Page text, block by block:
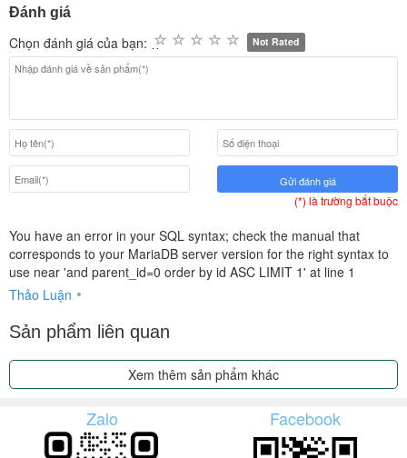
Đánh giá
Chọn đánh giá của bạn: Not Rated
Gửi đánh giá
(*) là trường bắt buộc
You have an error in your SQL syntax; check the manual that
corresponds to your MariaDB server version for the right syntax to
use near 'and parent_id=0 order by id ASC LIMIT 1' at line 1
Thảo Luận
Sản phẩm liên quan
Xem thêm sản phẩm khác
Zalo Facebook